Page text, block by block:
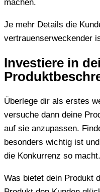
machen.
Je mehr Details die
vertrauenserweckender
Investiere in
Überlege dir als erstes
versuche dann deine
auf sie anzupassen.
besonders wichtig ist
die Konkurrenz so macht.
Was bietet dein Produkt